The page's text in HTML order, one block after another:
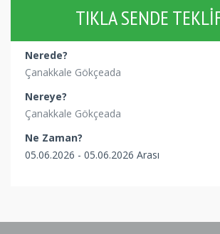
TIKLA SENDE
Nerede?
Çanakkale Gökçeada
Nereye?
Çanakkale Gökçeada
Ne Zaman?
05.06.2026 - 05.06.2026 Arası